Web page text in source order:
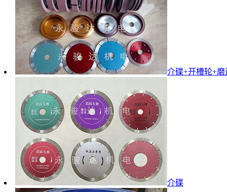
介碟+开槽轮+磨
介碟